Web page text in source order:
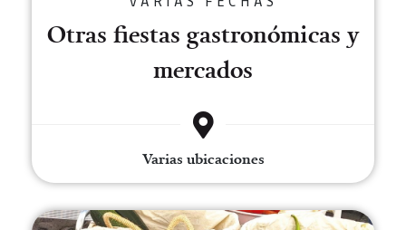
Otras fiestas gastronómicas y
mercados
Varias ubicaciones
Mercado Itinerante de